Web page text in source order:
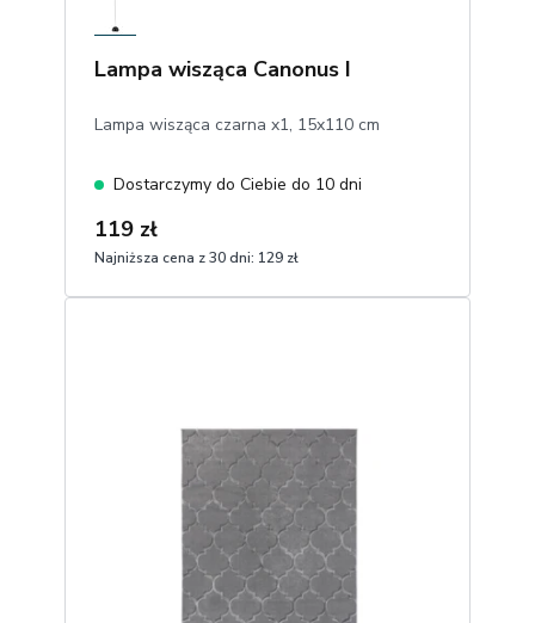
Lampa wisząca Canonus I
Lampa wisząca czarna x1, 15x110 cm
Dostarczymy do Ciebie do 10 dni
119 zł
Najniższa cena z 30 dni: 129 zł
1